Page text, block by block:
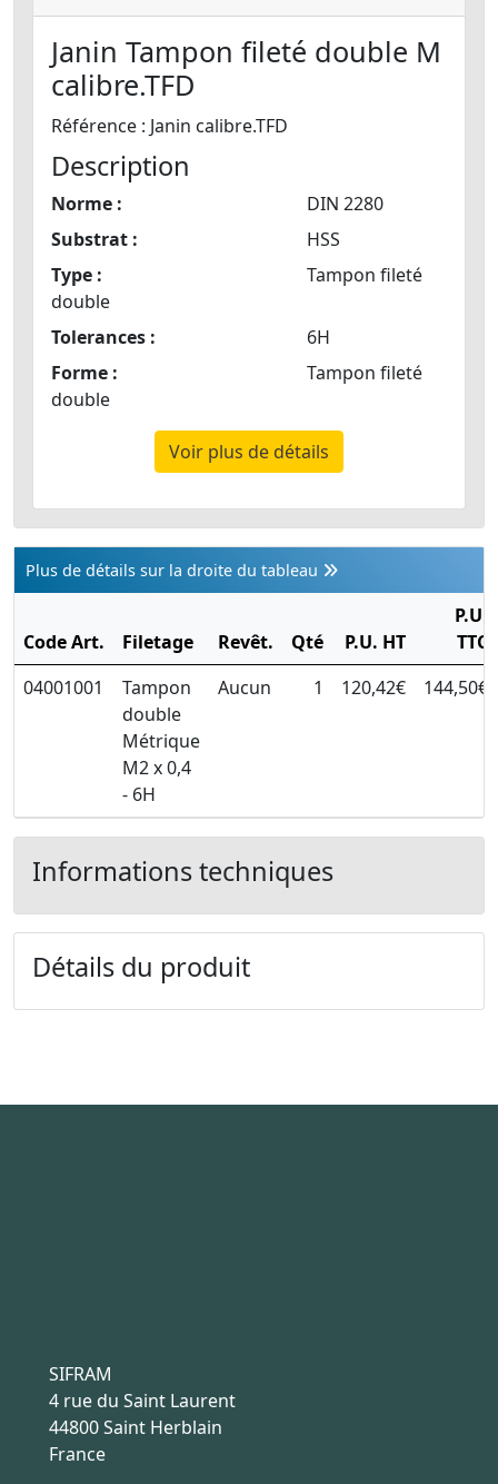
Janin Tampon fileté double M
calibre.TFD
Référence : Janin calibre.TFD
Description
Norme :
DIN 2280
Substrat :
HSS
Type :
Tampon fileté
double
Tolerances :
6H
Forme :
Tampon fileté
double
Voir plus de détails
Plus de détails sur la droite du tableau
Code Art. Filetage Revêt. Qté P.U. HT
P.U.
TTC
04001001
Tampon
double
Métrique
M2 x 0,4
- 6H
Aucun 1 120,42€ 144,50€
Informations techniques
Détails du produit
SIFRAM
4 rue du Saint Laurent
44800 Saint Herblain
France